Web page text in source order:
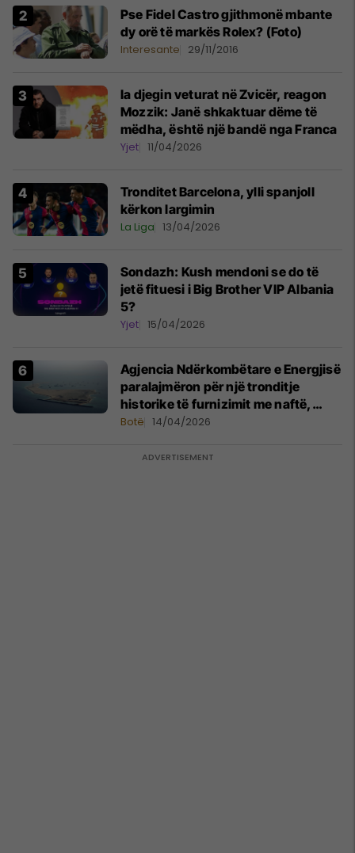
Pse Fidel Castro gjithmonë mbante
dy orë të markës Rolex? (Foto)
Interesante 29/11/2016
Ia djegin veturat në Zvicër, reagon
Mozzik: Janë shkaktuar dëme të
mëdha, është një bandë nga Franca
Yjet 11/04/2026
Tronditet Barcelona, ylli spanjoll
kërkon largimin
La Liga 13/04/2026
Sondazh: Kush mendoni se do të
jetë fituesi i Big Brother VIP Albania
5?
Yjet 15/04/2026
Agjencia Ndërkombëtare e Energjisë
paralajmëron për një tronditje
historike të furnizimit me naftë,
ndërsa lufta me Iranin mbyt tregjet
Botë 14/04/2026